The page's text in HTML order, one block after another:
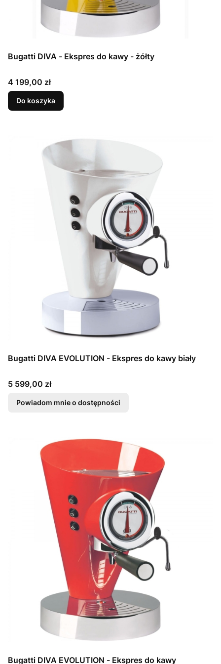
Bugatti DIVA - Ekspres do kawy - żółty
Cena
4 199,00 zł
Do koszyka
Bugatti DIVA EVOLUTION - Ekspres do kawy biały
Cena
5 599,00 zł
Powiadom mnie o dostępności
Bugatti DIVA EVOLUTION - Ekspres do kawy